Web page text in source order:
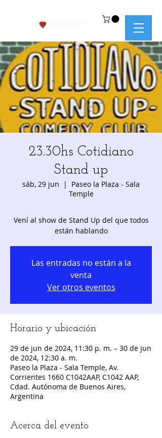
23.30hs Cotidiano
Stand up
sáb, 29 jun
  |
Paseo la Plaza - Sala
Temple
Vení al show de Stand Up del que todos
están hablando
Las entradas no están a la
venta
Ver otros eventos
Horario y ubicación
29 de jun de 2024, 11:30 p. m. – 30 de jun
de 2024, 12:30 a. m.
Paseo la Plaza - Sala Temple, Av.
Corrientes 1660 C1042AAP, C1042 AAP,
Cdad. Autónoma de Buenos Aires,
Argentina
Acerca del evento